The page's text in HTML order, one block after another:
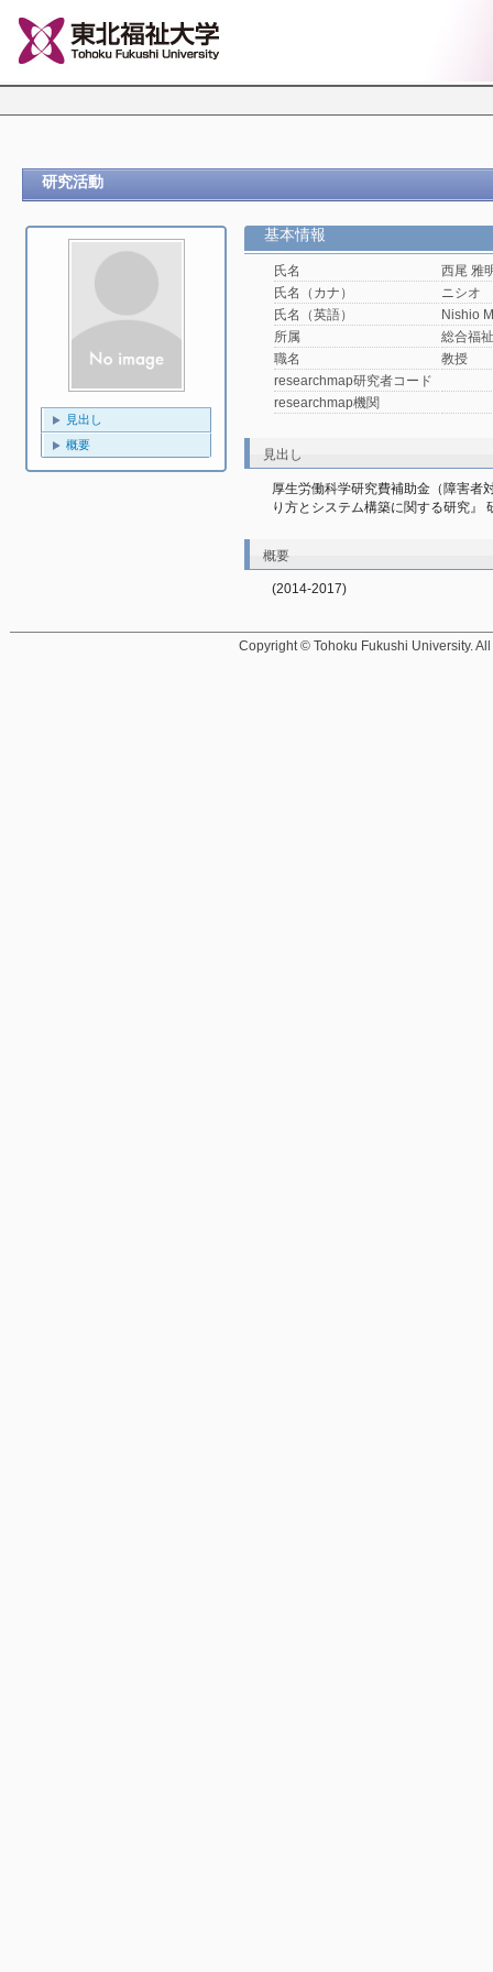
研究活動
見出し
概要
基本情報
氏名
西尾 雅
氏名（カナ）
ニシオ
氏名（英語）
Nishio
所属
総合福
職名
教授
researchmap研究者コード
researchmap機関
見出し
厚生労働科学研究費補助金（障害者
り方とシステム構築に関する研究』
概要
(2014-2017)